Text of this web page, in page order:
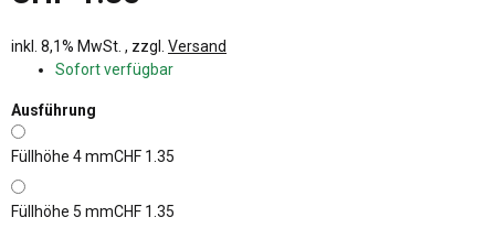
inkl. 8,1% MwSt. , zzgl. Versand
Sofort verfügbar
Ausführung
Füllhöhe 4 mmCHF 1.35
Füllhöhe 5 mmCHF 1.35